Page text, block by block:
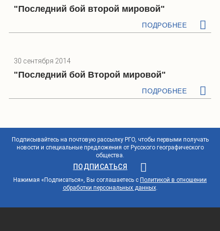
"Последний бой второй мировой"
ПОДРОБНЕЕ
30 сентября 2014
"Последний бой Второй мировой"
ПОДРОБНЕЕ
Подписывайтесь на почтовую рассылку РГО, чтобы первыми получать
новости и специальные предложения от Русского географического
общества.
ПОДПИСАТЬСЯ
Нажимая «Подписаться», Вы соглашаетесь с Политикой в отношении
обработки персональных данных.